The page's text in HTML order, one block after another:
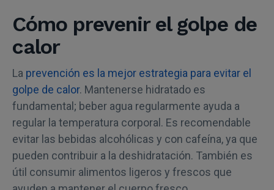
Cómo prevenir el golpe de
calor
La prevención es la mejor estrategia para evitar el
golpe de calor. Mantenerse hidratado es
fundamental; beber agua regularmente ayuda a
regular la temperatura corporal. Es recomendable
evitar las bebidas alcohólicas y con cafeína, ya que
pueden contribuir a la deshidratación. También es
útil consumir alimentos ligeros y frescos que